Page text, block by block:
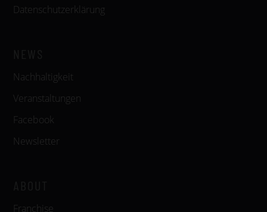
Datenschutzerklärung
Nachhaltigkeit
Veranstaltungen
Facebook
Newsletter
Franchise